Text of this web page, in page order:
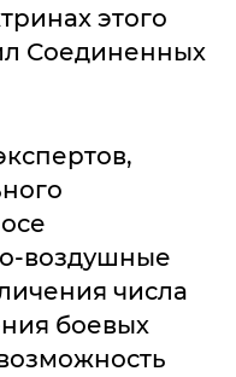
этого
Соединенных
воздушные
числа
боевых